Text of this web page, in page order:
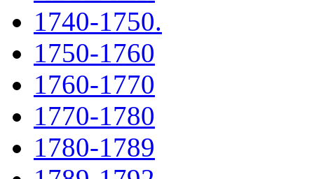
1740-1750.
1750-1760
1760-1770
1770-1780
1780-1789